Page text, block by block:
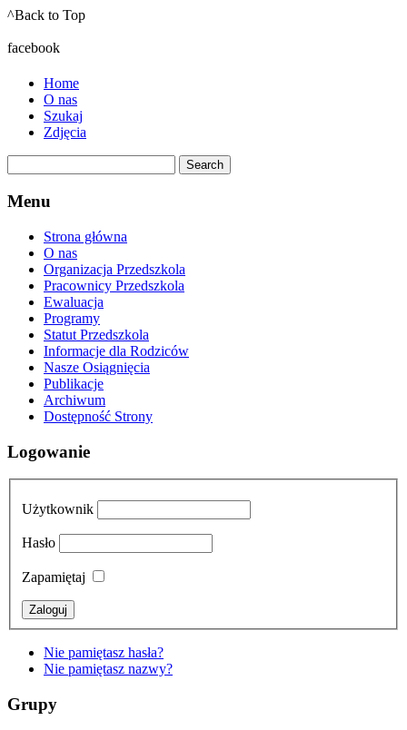
^Back to Top
facebook
Home
O nas
Szukaj
Zdjęcia
Menu
Strona główna
O nas
Organizacja Przedszkola
Pracownicy Przedszkola
Ewaluacja
Programy
Statut Przedszkola
Informacje dla Rodziców
Nasze Osiągnięcia
Publikacje
Archiwum
Dostępność Strony
Logowanie
Użytkownik
Hasło
Zapamiętaj
Nie pamiętasz hasła?
Nie pamiętasz nazwy?
Grupy